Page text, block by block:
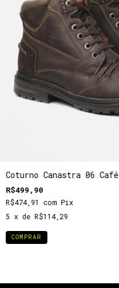
Coturno Canastra 06 Café
R$499,90
R$474,91 com Pix
5 x de R$114,29
COMPRAR